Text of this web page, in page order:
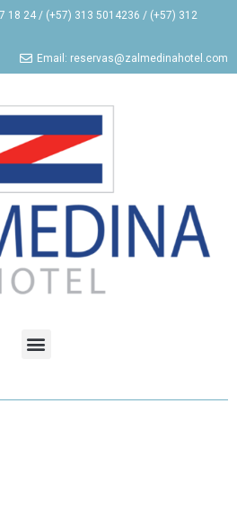
18 24 / (+57) 313 5014236 / (+57) 312
Email: reservas@zalmedinahotel.com